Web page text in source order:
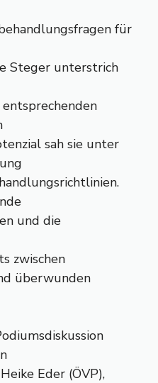
für
Steger unterstrich
sah sie unter
und die
zwischen
überwunden
Eder (ÖVP),